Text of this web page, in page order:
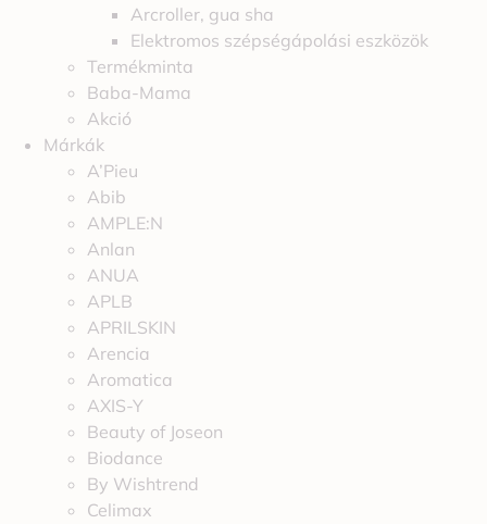
Arcroller, gua sha
Elektromos szépségápolási eszközök
Termékminta
Baba-Mama
Akció
Márkák
A’Pieu
Abib
AMPLE:N
Anlan
ANUA
APLB
APRILSKIN
Arencia
Aromatica
AXIS-Y
Beauty of Joseon
Biodance
By Wishtrend
Celimax